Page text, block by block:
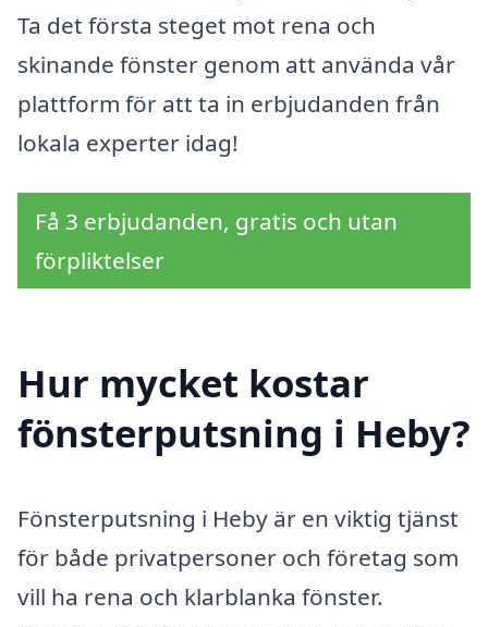
Ta det första steget mot rena och
skinande fönster genom att använda vår
plattform för att ta in erbjudanden från
lokala experter idag!
Få 3 erbjudanden, gratis och utan
förpliktelser
Hur mycket kostar
fönsterputsning i Heby?
Fönsterputsning i Heby är en viktig tjänst
för både privatpersoner och företag som
vill ha rena och klarblanka fönster.